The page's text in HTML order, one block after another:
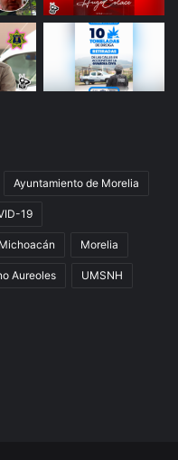
Ayuntamiento de Morelia
19
Michoacán Morelia
Aureoles UMSNH